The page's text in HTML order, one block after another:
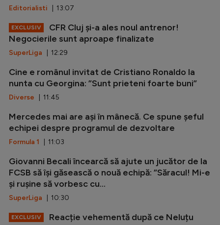
Editorialisti | 13:07
EXCLUSIV
CFR Cluj și-a ales noul antrenor!
Negocierile sunt aproape finalizate
SuperLiga | 12:29
Cine e românul invitat de Cristiano Ronaldo la
nunta cu Georgina: ”Sunt prieteni foarte buni”
Diverse | 11:45
Mercedes mai are ași în mânecă. Ce spune șeful
echipei despre programul de dezvoltare
Formula 1 | 11:03
Giovanni Becali încearcă să ajute un jucător de la
FCSB să își găsească o nouă echipă: ”Săracul! Mi-e
și rușine să vorbesc cu...
SuperLiga | 10:30
EXCLUSIV
Reacție vehementă după ce Neluțu